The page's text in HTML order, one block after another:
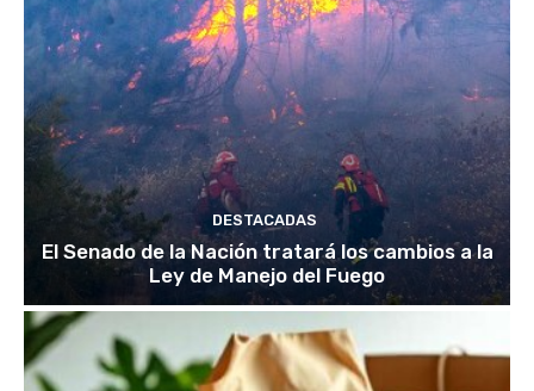
DESTACADAS
El Senado de la Nación tratará los cambios a la
Ley de Manejo del Fuego